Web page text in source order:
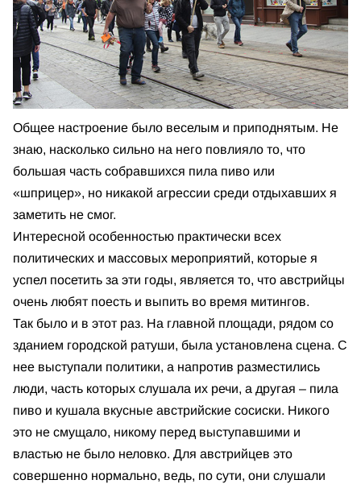
Общее настроение было веселым и приподнятым. Не
знаю, насколько сильно на него повлияло то, что
большая часть собравшихся пила пиво или
«шприцер», но никакой агрессии среди отдыхавших я
заметить не смог.
Интересной особенностью практически всех
политических и массовых мероприятий, которые я
успел посетить за эти годы, является то, что австрийцы
очень любят поесть и выпить во время митингов.
Так было и в этот раз. На главной площади, рядом со
зданием городской ратуши, была установлена сцена. С
нее выступали политики, а напротив разместились
люди, часть которых слушала их речи, а другая – пила
пиво и кушала вкусные австрийские сосиски. Никого
это не смущало, никому перед выступавшими и
властью не было неловко. Для австрийцев это
совершенно нормально, ведь, по сути, они слушали